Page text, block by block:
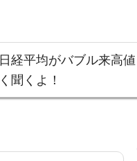
日経平均がバブル来高
く聞くよ！